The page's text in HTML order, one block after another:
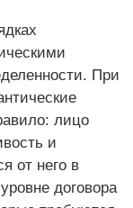
При
лицо
и
от него в
договора